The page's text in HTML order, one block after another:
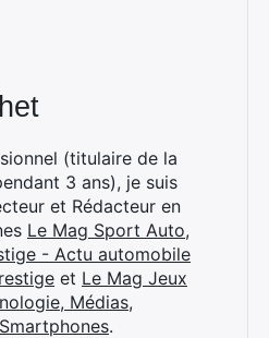
(titulaire de la
3 ans), je suis
et Rédacteur en
Le Mag Sport Auto,
- Actu automobile
et Le Mag Jeux
Médias,
.